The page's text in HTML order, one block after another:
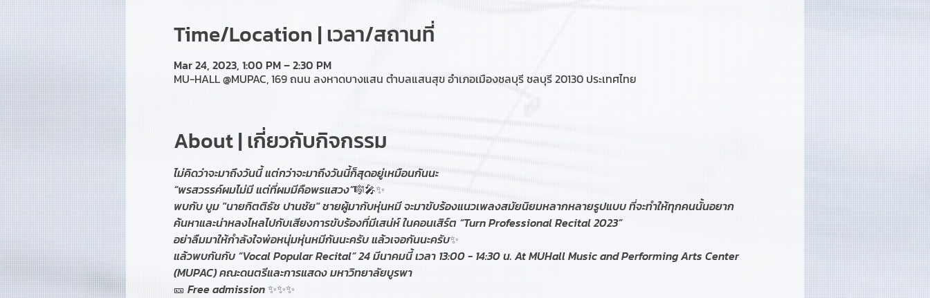
Time/Location | เวลา/สถานที่
Mar 24, 2023, 1:00 PM – 2:30 PM
MU-HALL @MUPAC, 169 ถนน ลงหาดบางแสน ตำบลแสนสุข อำเภอเมืองชลบุรี ชลบุรี 20130 ประเทศไทย
About | เกี่ยวกับกิจกรรม
ไม่คิดว่าจะมาถึงวันนี้ แต่กว่าจะมาถึงวันนี้ก็สุดอยู่เหมือนกันนะ
“พรสวรรค์ผมไม่มี แต่ที่ผมมีคือพรแสวง”🎼🎤✨
พบกับ บูม "นายกิตติธัช ปานชัย" ชายผู้มากับหุ่นหมี จะมาขับร้องแนวเพลงสมัยนิยมหลากหลายรูปแบบ ที่จะทำให้ทุกคนนั้นอยาก
ค้นหาและน่าหลงไหลไปกับเสียงการขับร้องที่มีเสน่ห์ ในคอนเสิร์ต “Turn Professional Recital 2023”
อย่าลืมมาให้กำลังใจพ่อหนุ่มหุ่นหมีกันนะครับ แล้วเจอกันนะครับ✨
แล้วพบกันกับ “Vocal Popular Recital“ 24 มีนาคมนี้ เวลา 13:00 - 14:30 น. At MUHall Music and Performing Arts Center
(MUPAC) คณะดนตรีและการแสดง มหาวิทยาลัยบูรพา
🎫 Free admission ✨✨✨